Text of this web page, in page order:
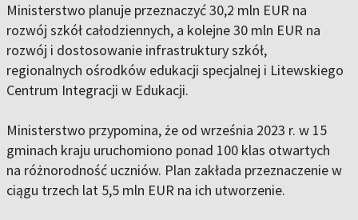
Ministerstwo planuje przeznaczyć 30,2 mln EUR na
rozwój szkół całodziennych, a kolejne 30 mln EUR na
rozwój i dostosowanie infrastruktury szkół,
regionalnych ośrodków edukacji specjalnej i Litewskiego
Centrum Integracji w Edukacji.
Ministerstwo przypomina, że od września 2023 r. w 15
gminach kraju uruchomiono ponad 100 klas otwartych
na różnorodność uczniów. Plan zakłada przeznaczenie w
ciągu trzech lat 5,5 mln EUR na ich utworzenie.